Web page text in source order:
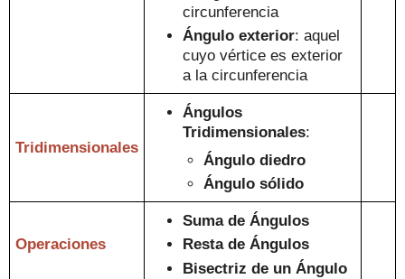
circunferencia
Ángulo exterior:aquel
cuyo vértice es exterior
a la circunferencia
Tridimensionales
Ángulos
Tridimensionales:
Ángulo diedro
Ángulo sólido
Operaciones
Suma de Ángulos
Resta de Ángulos
Bisectriz de un Ángulo